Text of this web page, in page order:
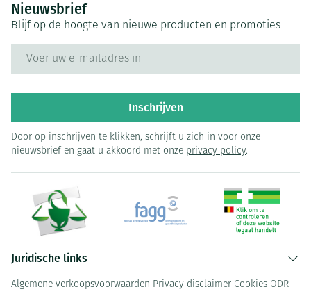
Nieuwsbrief
Blijf op de hoogte van nieuwe producten en promoties
Inschrijven
Door op inschrijven te klikken, schrijft u zich in voor onze
nieuwsbrief en gaat u akkoord met onze privacy policy.
Juridische links
Algemene verkoopsvoorwaarden Privacy disclaimer Cookies ODR-